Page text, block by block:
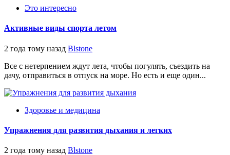
Это интересно
Активные виды спорта летом
2 года тому назад Blstone
Все с нетерпением ждут лета, чтобы погулять, съездить на
дачу, отправиться в отпуск на море. Но есть и еще один...
Здоровье и медицина
Упражнения для развития дыхания и легких
2 года тому назад Blstone